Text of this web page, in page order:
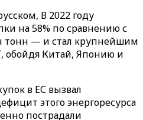
В 2022 году
на 58% по сравнению с
тонн — и стал крупнейшим
обойдя Китай, Японию и
в ЕС вызвал
этого энергоресурса
пострадали